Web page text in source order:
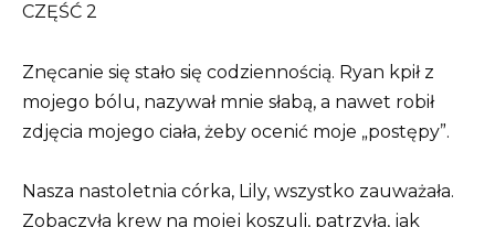
CZĘŚĆ 2
Znęcanie się stało się codziennością. Ryan kpił z
mojego bólu, nazywał mnie słabą, a nawet robił
zdjęcia mojego ciała, żeby ocenić moje „postępy”.
Nasza nastoletnia córka, Lily, wszystko zauważała.
Zobaczyła krew na mojej koszuli, patrzyła, jak